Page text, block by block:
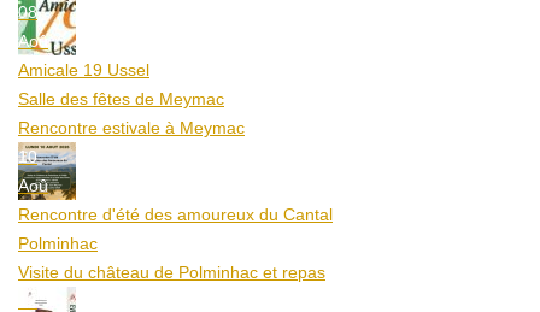
08
Aoû
Amicale 19 Ussel
Salle des fêtes de Meymac
Rencontre estivale à Meymac
10
Aoû
Rencontre d'été des amoureux du Cantal
Polminhac
Visite du château de Polminhac et repas
12